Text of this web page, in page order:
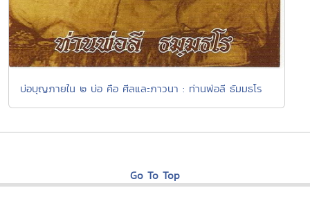
บ่อบุญภายใน ๒ บ่อ คือ ศีลและภาวนา : ท่านพ่อลี ธัมมธโร
Go To Top